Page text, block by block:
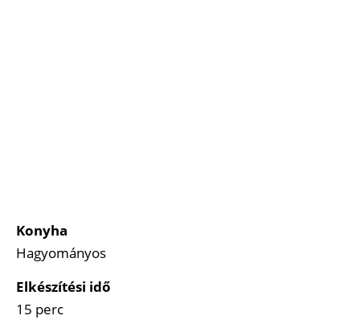
Konyha
Hagyományos
Elkészítési idő
15 perc